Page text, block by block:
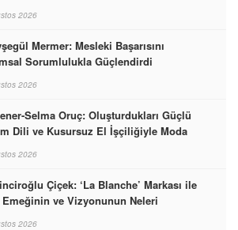
2026
Mermer: Mesleki Başarısını
Sorumlulukla Güçlendirdi
2026
Selma Oruç: Oluşturdukları Güçlü
Dili ve Kusursuz El İşçiliğiyle Moda
İmzalarını Attılar
2026
Çiçek: ‘La Blanche’ Markası ile
Emeğinin ve Vizyonunun Neleri
En Güzel Örneğini Sunuyor
2026